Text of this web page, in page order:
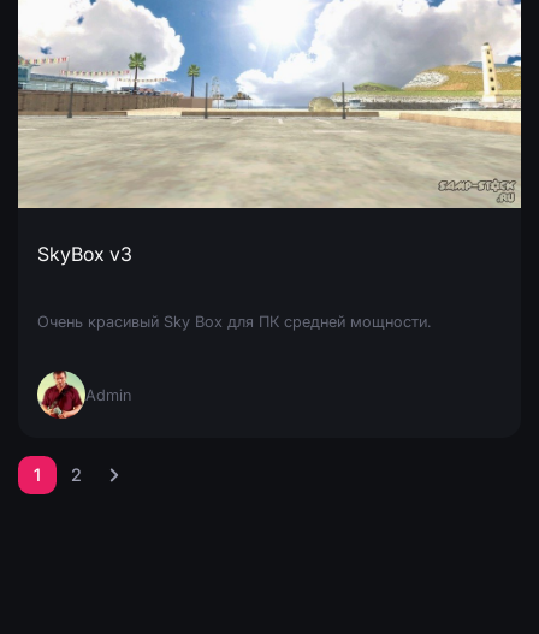
SkyBox v3
Очень красивый Sky Box для ПК средней мощности.
Admin
1 2